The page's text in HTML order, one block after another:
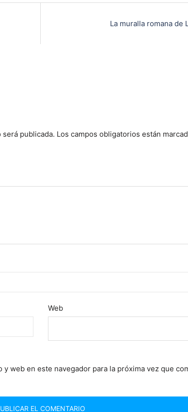
La muralla romana de
publicada. Los campos obligatorios están
Web
web en este navegador para la próxima vez que